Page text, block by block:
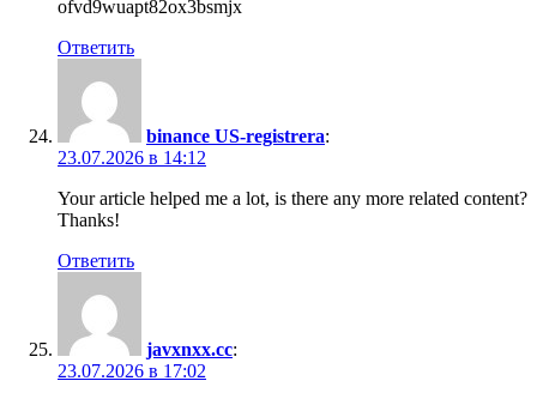
ofvd9wuapt82ox3bsmjx
Ответить
binance US-registrera:
23.07.2026 в 14:12
Your article helped me a lot, is there any more related content?
Thanks!
Ответить
javxnxx.cc:
23.07.2026 в 17:02